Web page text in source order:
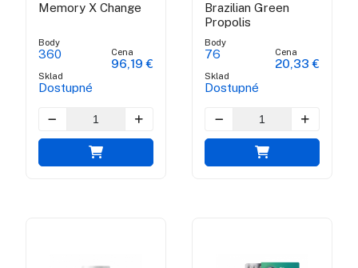
Memory X Change
Body
360
Sklad
Dostupné
Cena
96,19 €
Brazilian Green
Propolis
Body
76
Sklad
Dostupné
Cena
20,33 €